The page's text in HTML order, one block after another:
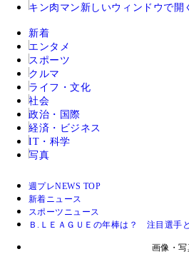
キン肉マン 新しいウィンドウで開
新着
エンタメ
スポーツ
クルマ
ライフ・文化
社会
政治・国際
経済・ビジネス
IT・科学
写真
週プレNEWS TOP
新着ニュース
スポーツニュース
Ｂ.ＬＥＡＧＵＥの年棒は？ 注目選手
画像・写